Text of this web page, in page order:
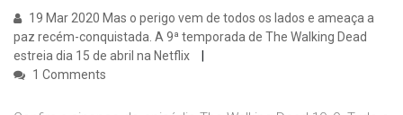
19 Mar 2020 Mas o perigo vem de todos os lados e ameaça a
paz recém-conquistada. A 9ª temporada de The Walking Dead
estreia dia 15 de abril na Netflix
1 Comments